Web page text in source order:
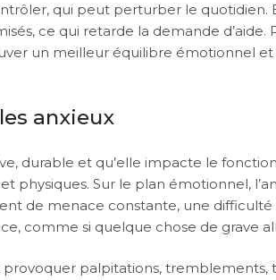
qui peut perturber le quotidien.
ce qui retarde la demande d’aide.
un meilleur équilibre émotionnel et
anxieux
durable et qu’elle impacte le
physiques. Sur le plan émotionnel,
de menace constante, une difficulté
comme si quelque chose de grave
palpitations, tremblements,